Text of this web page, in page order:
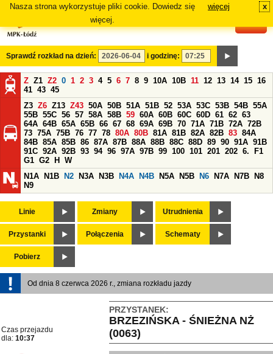
Nasza strona wykorzystuje pliki cookie. Dowiedz się
więcej.
więcej x
Sprawdź rozkład na dzień: i godzinę:
Z Z1 Z2 0 1 2 3 4 5 6 7 8 9 10A 10B 11 12 13 14 15 16
41 43 45
Z3 Z6 Z13 Z43 50A 50B 51A 51B 52 53A 53C 53B 54B 55A
55B 55C 56 57 58A 58B 59 60A 60B 60C 60D 61 62 63
64A 64B 65A 65B 66 67 68 69A 69B 70 71A 71B 72A 72B
73 75A 75B 76 77 78 80A 80B 81A 81B 82A 82B 83 84A
84B 85A 85B 86 87A 87B 88A 88B 88C 88D 89 90 91A 91B
91C 92A 92B 93 94 96 97A 97B 99 100 101 201 202 6.
F1
G1 G2 H
W
N1A
N1B N2 N3A N3B N4A N4B N5A N5B N6 N7A N7B
N8
N9
Linie Zmiany Utrudnienia
Przystanki Połączenia Schematy
Pobierz
Od dnia 8 czerwca 2026 r., zmiana rozkładu jazdy
PRZYSTANEK:
BRZEZIŃSKA - ŚNIEŻNA NŻ
(0063)
Czas przejazdu
dla: 10:37